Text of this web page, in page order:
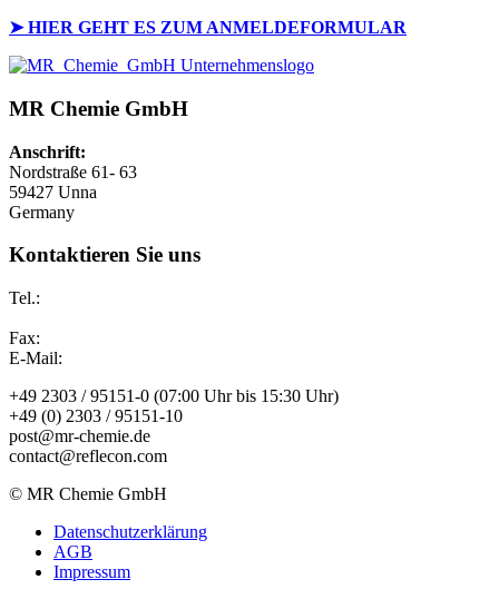
➤ HIER GEHT ES ZUM ANMELDEFORMULAR
MR Chemie GmbH
Anschrift:
Nordstraße 61- 63
59427 Unna
Germany
Kontaktieren Sie uns
Tel.:
Fax:
E-Mail:
+49 2303 / 95151-0 (07:00 Uhr bis 15:30 Uhr)
+49 (0) 2303 / 95151-10
post@mr-chemie.de
contact@reflecon.com
© MR Chemie GmbH
Datenschutzerklärung
AGB
Impressum